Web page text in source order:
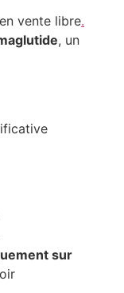
vente libre.
, un
sur